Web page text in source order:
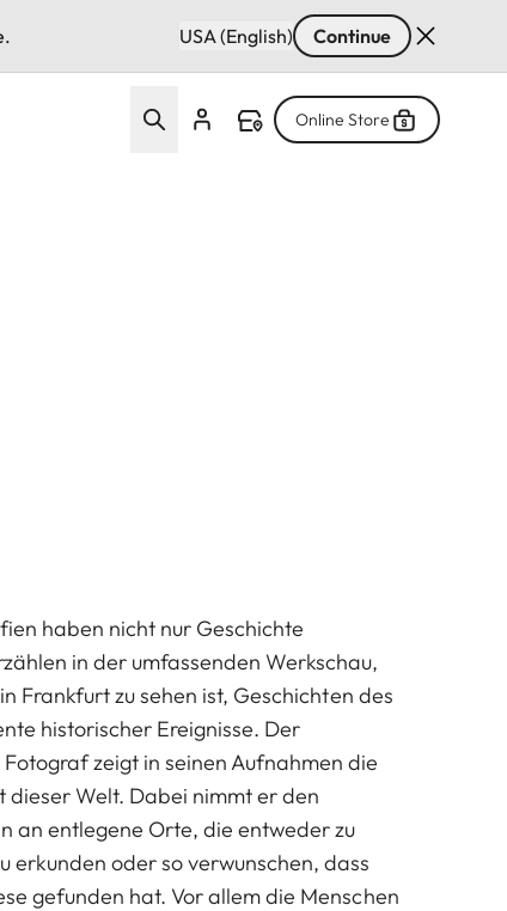
USA (English) Continue
Online Store
haben nicht nur Geschichte
in der umfassenden Werkschau,
Frankfurt zu sehen ist, Geschichten des
historischer Ereignisse. Der
zeigt in seinen Aufnahmen die
dieser Welt. Dabei nimmt er den
an entlegene Orte, die entweder zu
erkunden oder so verwunschen, dass
gefunden hat. Vor allem die Menschen